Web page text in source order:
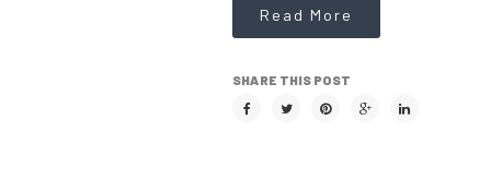
Read More
SHARE THIS POST